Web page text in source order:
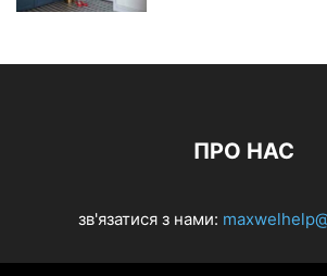
ПРО НАС
зв'язатися з нами: